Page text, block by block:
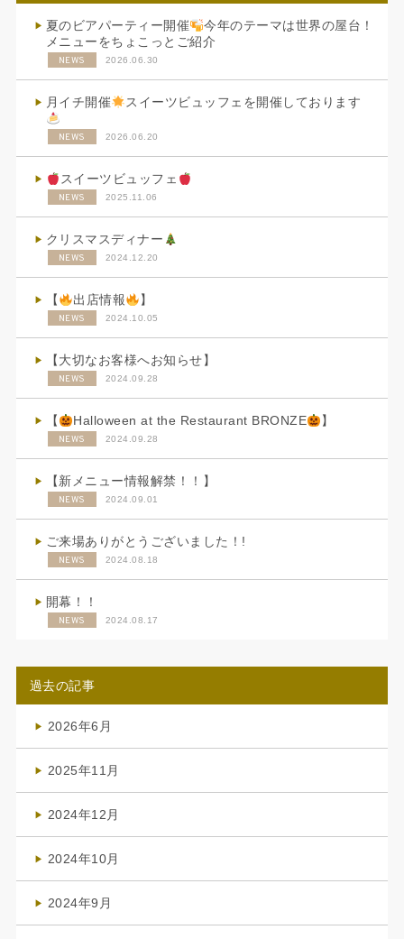
夏のビアパーティー開催
今年のテーマは世界の屋台！
メニューをちょこっとご紹介
NEWS 2026.06.30
月イチ開催 スイーツビュッフェを開催しております
NEWS 2026.06.20
スイーツビュッフェ
NEWS 2025.11.06
クリスマスディナー
NEWS 2024.12.20
【 出店情報 】
NEWS 2024.10.05
【大切なお客様へお知らせ】
NEWS 2024.09.28
【 Halloween at the Restaurant BRONZE 】
NEWS 2024.09.28
【新メニュー情報解禁！！】
NEWS 2024.09.01
ご来場ありがとうございました！!
NEWS 2024.08.18
開幕！！
NEWS 2024.08.17
過去の記事
2026年6月
2025年11月
2024年12月
2024年10月
2024年9月